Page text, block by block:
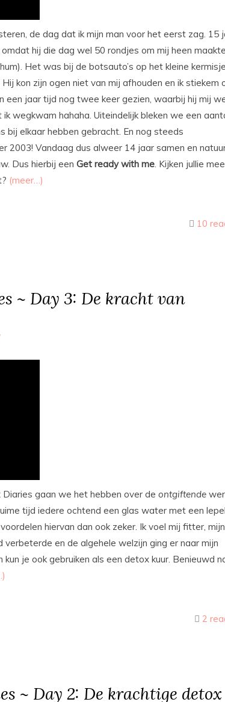
de dag dat ik mijn man voor het eerst zag. 15
hij die dag wel 50 rondjes om mij heen
Het was bij de botsauto’s op het kleine
kon zijn ogen niet van mij afhouden en ik stiekem
een jaar tijd nog twee keer gezien, waarbij hij mij
wegkwam hahaha. Uiteindelijk bleken we een
bij elkaar hebben gebracht. En nog steeds
2003! Vandaag dus alweer 14 jaar samen en
Dus hierbij een Get ready with me. Kijken jullie
(meer…)
10
~ Day 3: De kracht van
gaan we het hebben over de ontgiftende
tijd iedere ochtend een glas water met een
hiervan dan ook zeker. Ik voel mij fitter,
verbeterde en de algehele welzijn ging er naar mijn
je ook gebruiken als een detox kuur. Benieuwd
2
~ Day 2: De krachtige detox